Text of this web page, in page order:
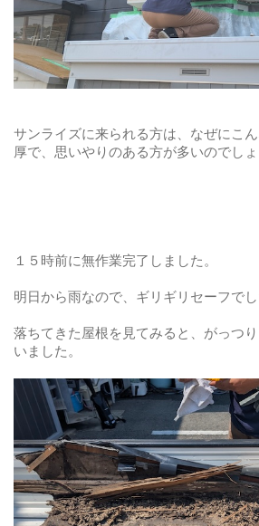
サンライズに来られる方は、なぜにこ
厚で、思いやりのある方が多いのでしょ
１５時前に無作業完了しました。
明日から雨なので、ギリギリセーフでし
落ちてきた屋根を見てみると、がっつ
いました。